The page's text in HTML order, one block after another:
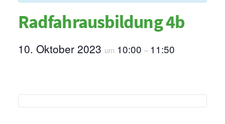
Radfahrausbildung 4b
10. Oktober 2023 um 10:00 – 11:50